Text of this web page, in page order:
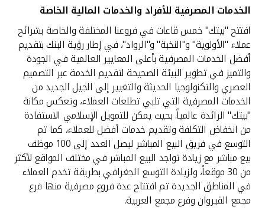
الخدمات المصرفية للأفراد والخدمات المالية الخاصة
افتتح "بيتك" خمس قاعات في فروعنا المختلفة والخاصة بشرائح
عملاء "الأولوية" و"النخبة" و"الرواد"، في إطار رؤية البنك بتقديم
أفضل الخدمات المصرفية بأعلى المعايير العالمية في الجودة
والتميز في تطوير البيئة الصحيحة لتقديم الخدمة عبر التصميم
العصري والتكنولوجيا الحديثة والتغيير إلى الجيل الجديد من
الخدمات المصرفية التي تلبي تطلعات العملاء، وتعكس مكانة
"بيتك" الرائدة عالمياً. بحيث يمكن للتمويل الإسلامي الاستفادة
من انخفاض التكلفة وتقديم خدمات أفضل للعملاء، كما تم
التوسع في فريق البيع المباشر ليصل العدد إلى 100 موظف
بيع مباشر مع زيادة تواجد البيع المباشر في مختلف المواقع لأكثر
من 30 موقعاً، ولزيادة التوسع الجغرافي بطريقة تخدم العملاء
في المناطق الجديدة تم افتتاح عدة فروع مصرفية منها فرع
مجمع القيروان وفرع مجمع العربية.